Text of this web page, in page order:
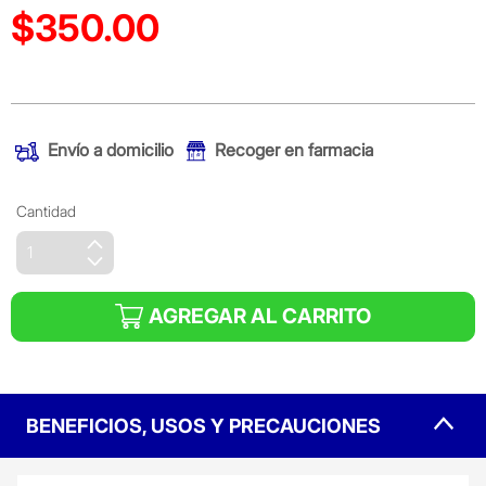
Precio reducido de
$350.00
Envío a domicilio Recoger en farmacia
Cantidad
AGREGAR AL CARRITO
BENEFICIOS, USOS Y PRECAUCIONES